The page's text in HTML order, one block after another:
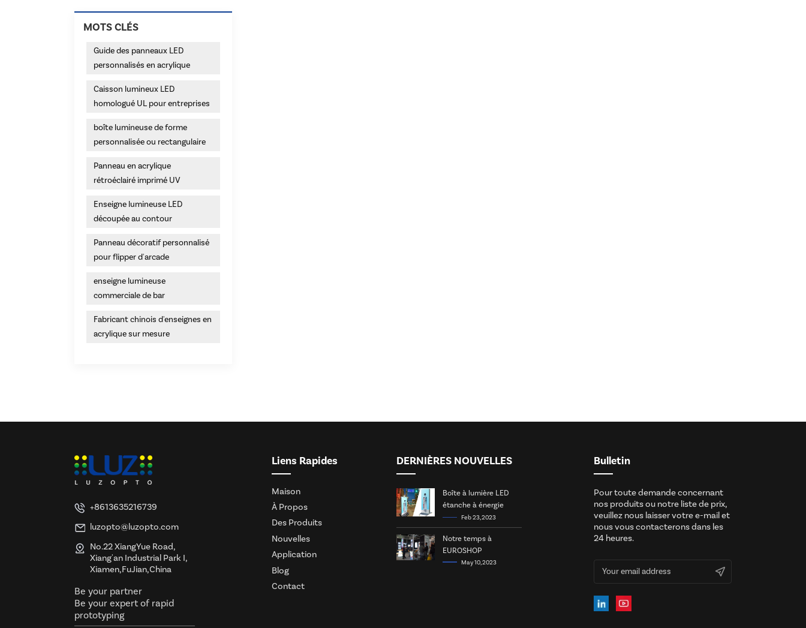
MOTS CLÉS
Guide des panneaux LED
personnalisés en acrylique
Caisson lumineux LED
homologué UL pour entreprises
boîte lumineuse de forme
personnalisée ou rectangulaire
Panneau en acrylique
rétroéclairé imprimé UV
Enseigne lumineuse LED
découpée au contour
Panneau décoratif personnalisé
pour flipper d'arcade
enseigne lumineuse
commerciale de bar
Fabricant chinois d'enseignes en
acrylique sur mesure
+8613635216739
luzopto@luzopto.com
No.22 XiangYue Road,
Xiang'an Industrial Park I,
Xiamen,FuJian,China
Be your partner
Be your expert of rapid
prototyping
Liens Rapides
Maison
À Propos
Des Produits
Nouvelles
Application
Blog
Contact
DERNIÈRES NOUVELLES
Boîte à lumière LED
étanche à énergie
solaireFeb 23, 2023
Notre temps à
EUROSHOP
May 10, 2023
Bulletin
Pour toute demande concernant
nos produits ou notre liste de prix,
veuillez nous laisser votre e-mail et
nous vous contacterons dans les
24 heures.